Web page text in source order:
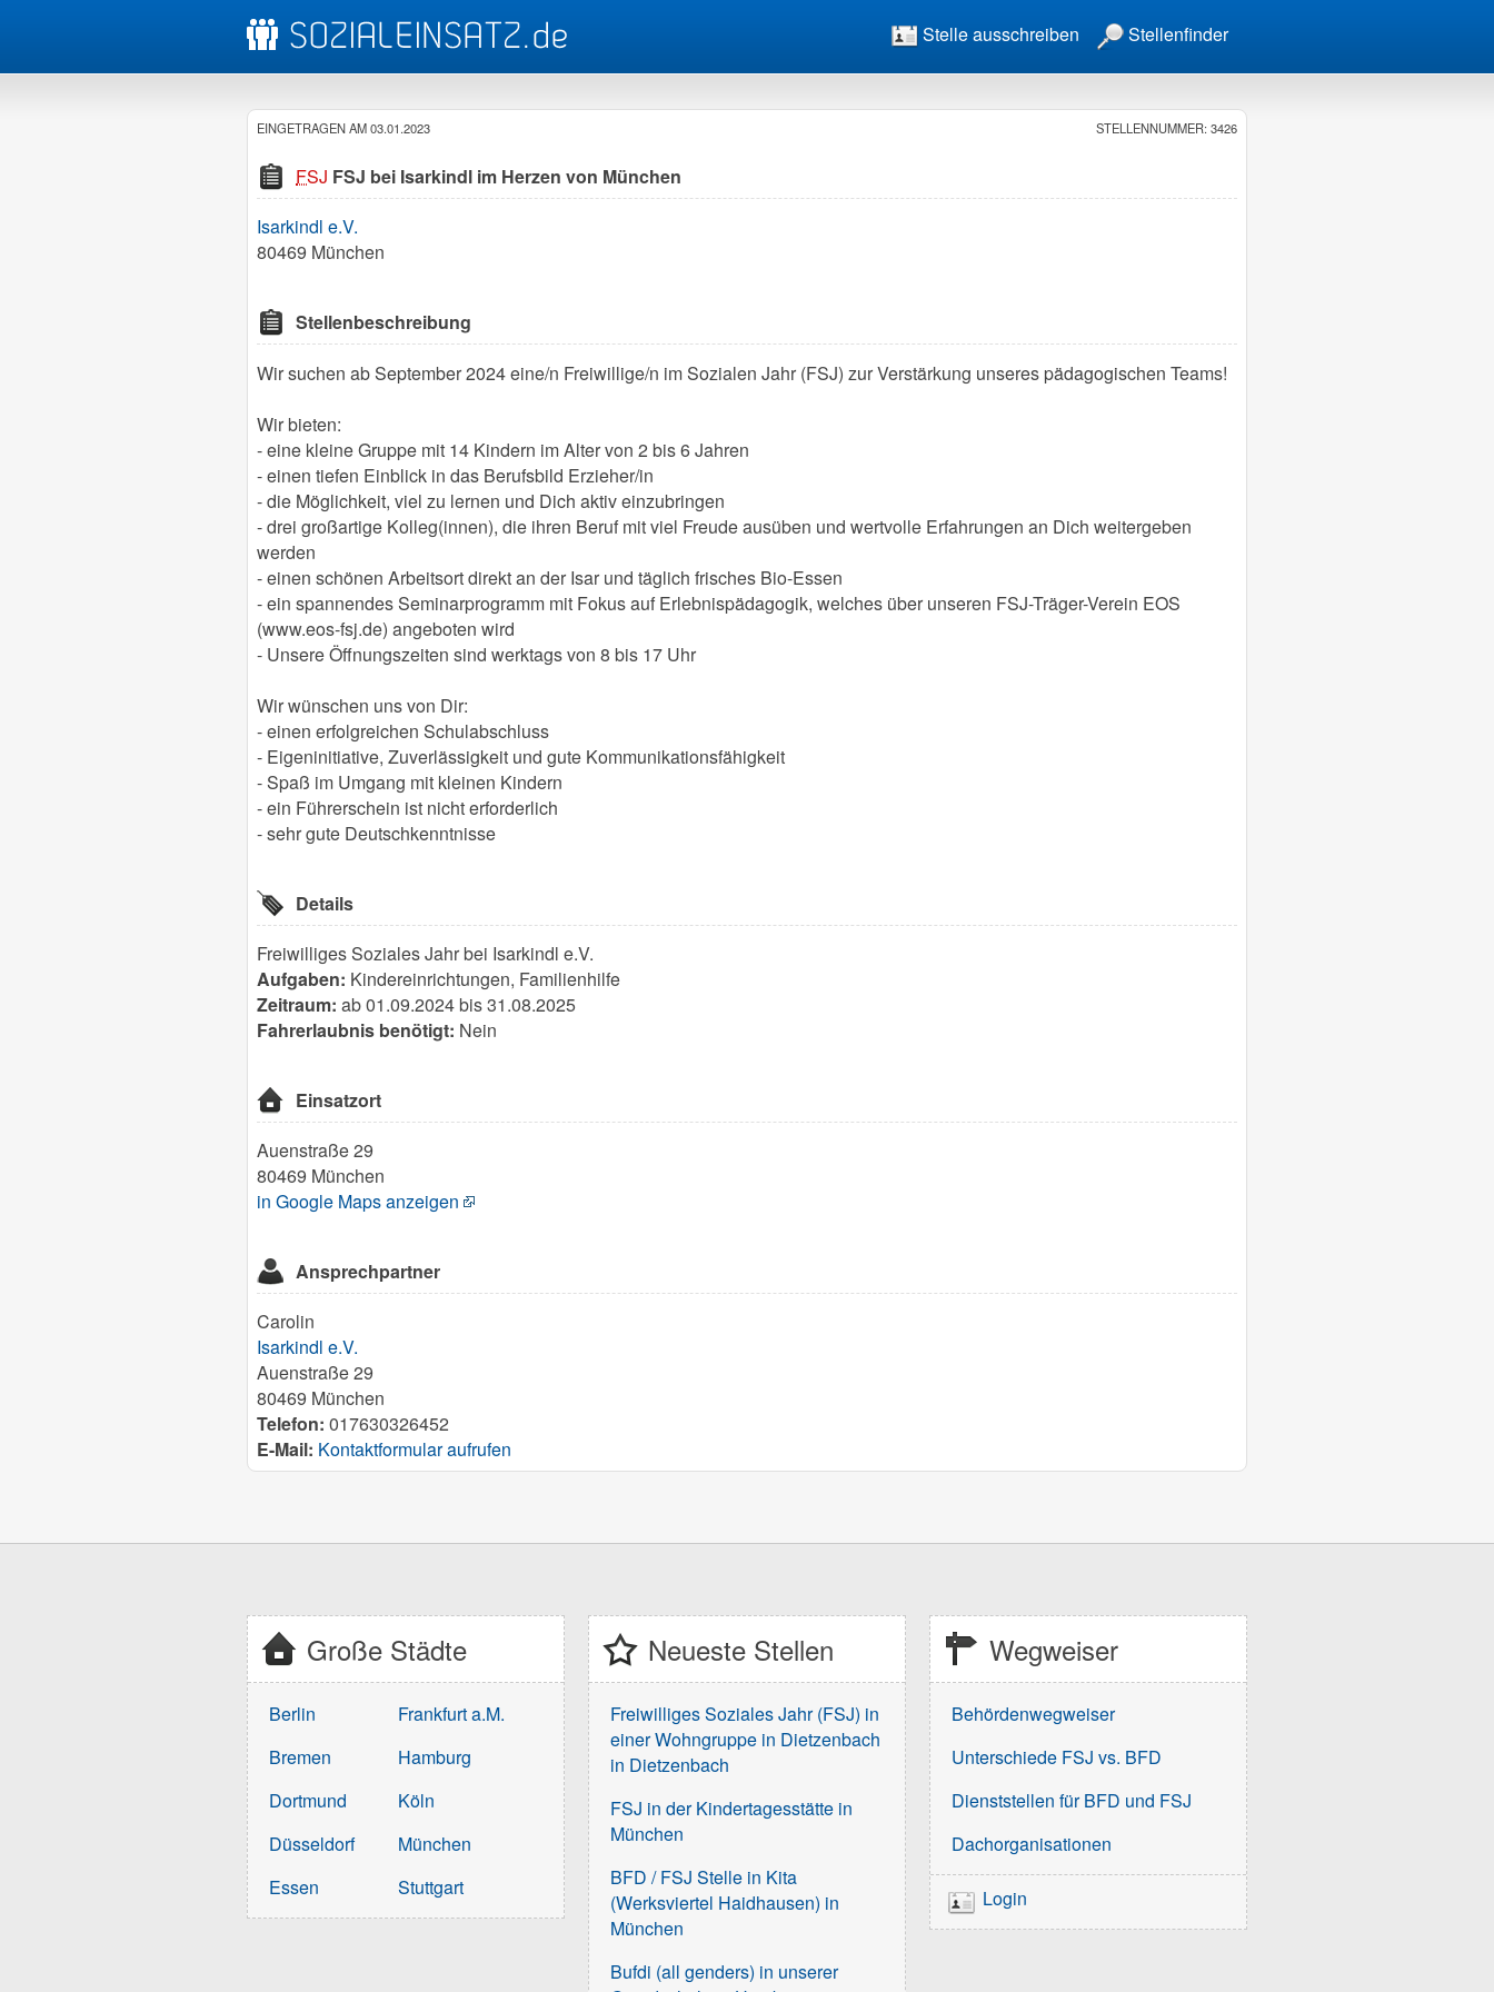
Stelle ausschreiben Stellenfinder
EINGETRAGEN AM 03.01.2023 STELLENNUMMER: 3426
FSJ FSJ bei Isarkindl im Herzen von München
Isarkindl e.V.
80469 München
Stellenbeschreibung
Wir suchen ab September 2024 eine/n Freiwillige/n im Sozialen Jahr (FSJ) zur Verstärkung unseres pädagogischen Teams!
Wir bieten:
- eine kleine Gruppe mit 14 Kindern im Alter von 2 bis 6 Jahren
- einen tiefen Einblick in das Berufsbild Erzieher/in
- die Möglichkeit, viel zu lernen und Dich aktiv einzubringen
- drei großartige Kolleg(innen), die ihren Beruf mit viel Freude ausüben und wertvolle Erfahrungen an Dich weitergeben
werden
- einen schönen Arbeitsort direkt an der Isar und täglich frisches Bio-Essen
- ein spannendes Seminarprogramm mit Fokus auf Erlebnispädagogik, welches über unseren FSJ-Träger-Verein EOS
(www.eos-fsj.de) angeboten wird
- Unsere Öffnungszeiten sind werktags von 8 bis 17 Uhr
Wir wünschen uns von Dir:
- einen erfolgreichen Schulabschluss
- Eigeninitiative, Zuverlässigkeit und gute Kommunikationsfähigkeit
- Spaß im Umgang mit kleinen Kindern
- ein Führerschein ist nicht erforderlich
- sehr gute Deutschkenntnisse
Details
Freiwilliges Soziales Jahr bei Isarkindl e.V.
Aufgaben: Kindereinrichtungen, Familienhilfe
Zeitraum: ab 01.09.2024 bis 31.08.2025
Fahrerlaubnis benötigt: Nein
Einsatzort
Auenstraße 29
80469 München
in Google Maps anzeigen
Ansprechpartner
Carolin
Isarkindl e.V.
Auenstraße 29
80469 München
Telefon: 017630326452
E-Mail: Kontaktformular aufrufen
Große Städte
Berlin
Bremen
Dortmund
Düsseldorf
Essen
Frankfurt a.M.
Hamburg
Köln
München
Stuttgart
Neueste Stellen
Freiwilliges Soziales Jahr (FSJ) in
einer Wohngruppe in Dietzenbach
in Dietzenbach
FSJ in der Kindertagesstätte in
München
BFD / FSJ Stelle in Kita
(Werksviertel Haidhausen) in
München
Bufdi (all genders) in unserer
Wegweiser
Behördenwegweiser
Unterschiede FSJ vs. BFD
Dienststellen für BFD und FSJ
Dachorganisationen
Login